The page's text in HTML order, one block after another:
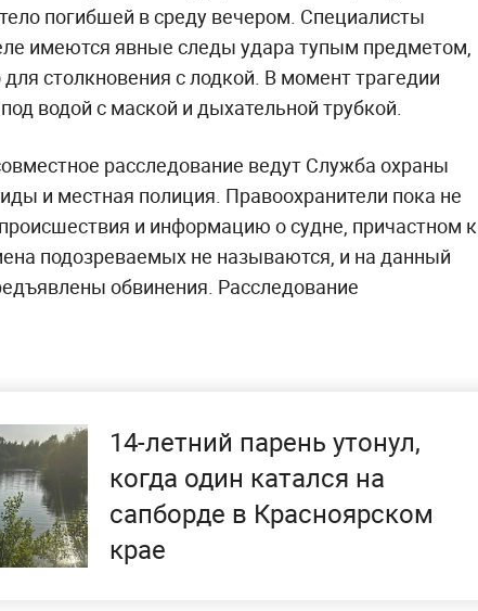
погибшей в среду вечером. Специалисты
имеются явные следы удара тупым предметом,
столкновения с лодкой. В момент трагедии
водой с маской и дыхательной трубкой.
расследование ведут Служба охраны
и местная полиция. Правоохранители пока не
и информацию о судне, причастном к
подозреваемых не называются, и на данный
обвинения. Расследование
14-летний парень утонул,
когда один катался на
сапборде в Красноярском
крае